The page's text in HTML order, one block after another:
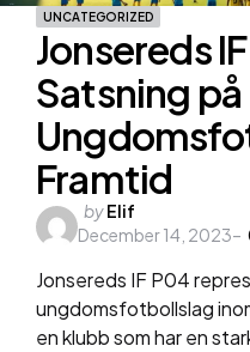
UNCATEGORIZED
Jonsereds
Satsning på
Framtid
Posted
by
byElif
December 14, 2023
Jonsereds IF P04
ungdomsfotbollslag
en klubb som har en